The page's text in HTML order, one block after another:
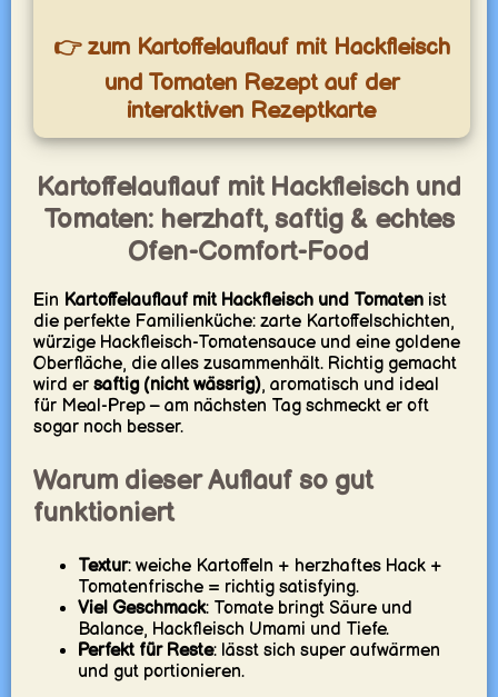
👉 zum Kartoffelauflauf mit Hackfleisch
und Tomaten Rezept auf der
interaktiven Rezeptkarte
Kartoffelauflauf mit Hackfleisch und
Tomaten: herzhaft, saftig & echtes
Ofen-Comfort-Food
Ein Kartoffelauflauf mit Hackfleisch und Tomatenist
die perfekte Familienküche: zarte Kartoffelschichten,
würzige Hackfleisch-Tomatensauce und eine goldene
Oberfläche, die alles zusammenhält. Richtig gemacht
wird er saftig (nicht wässrig), aromatisch und ideal
für Meal-Prep – am nächsten Tag schmeckt er oft
sogar noch besser.
Warum dieser Auflauf so gut
funktioniert
Textur: weiche Kartoffeln + herzhaftes Hack +
Tomatenfrische = richtig satisfying.
Viel Geschmack: Tomate bringt Säure und
Balance, Hackfleisch Umami und Tiefe.
Perfekt für Reste: lässt sich super aufwärmen
und gut portionieren.